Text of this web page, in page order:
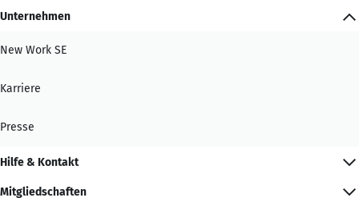
Unternehmen
New Work SE
Karriere
Presse
Hilfe & Kontakt
Mitgliedschaften